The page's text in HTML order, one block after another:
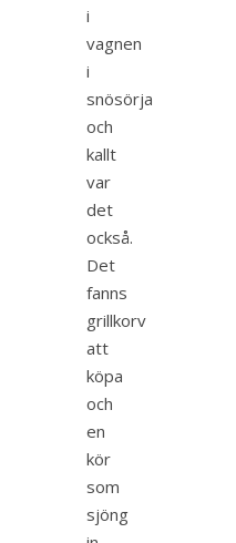
i
vagnen
i
snösörja
och
kallt
var
det
också.
Det
fanns
grillkorv
att
köpa
och
en
kör
som
sjöng